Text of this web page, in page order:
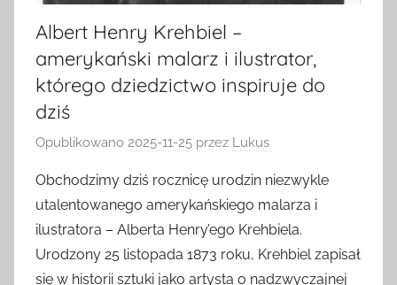
Albert Henry Krehbiel –
amerykański malarz i ilustrator,
którego dziedzictwo inspiruje do
dziś
Opublikowano 2025-11-25 przez Lukus
Obchodzimy dziś rocznicę urodzin niezwykle
utalentowanego amerykańskiego malarza i
ilustratora – Alberta Henry’ego Krehbiela.
Urodzony 25 listopada 1873 roku, Krehbiel zapisał
się w historii sztuki jako artysta o nadzwyczajnej